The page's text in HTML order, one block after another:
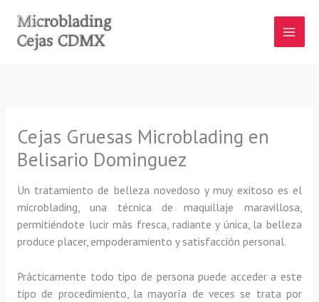
contenido
Cejas Gruesas Microblading en
Belisario Dominguez
Un tratamiento de belleza novedoso y muy exitoso es el
microblading, una técnica de maquillaje maravillosa,
permitiéndote lucir más fresca, radiante y única, la belleza
produce placer, empoderamiento y satisfacción personal.
Prácticamente todo tipo de persona puede acceder a este
tipo de procedimiento, la mayoría de veces se trata por